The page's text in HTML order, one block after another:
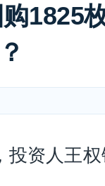
1825
投资人王